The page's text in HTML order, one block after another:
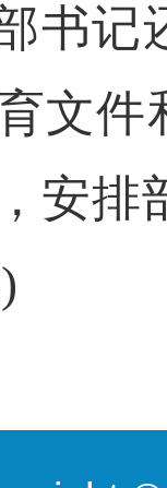
书记
文件
安排